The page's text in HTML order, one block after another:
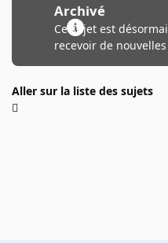
Archivé
Ce sujet est
recevoir de
Aller sur la liste des sujets